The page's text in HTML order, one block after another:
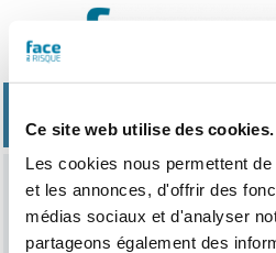
Ce site web utilise des cookies.
Les cookies nous permettent
et les annonces, d'offrir des
médias sociaux et d'analyser
partageons également des
contenu